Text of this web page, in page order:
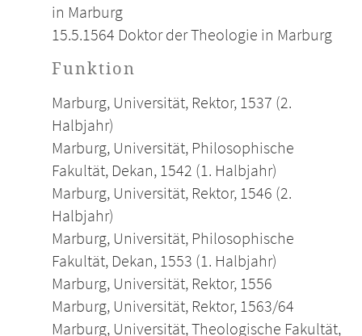
in Marburg
15.5.1564 Doktor der Theologie in Marburg
Funktion
Marburg, Universität, Rektor, 1537 (2.
Halbjahr)
Marburg, Universität, Philosophische
Fakultät, Dekan, 1542 (1. Halbjahr)
Marburg, Universität, Rektor, 1546 (2.
Halbjahr)
Marburg, Universität, Philosophische
Fakultät, Dekan, 1553 (1. Halbjahr)
Marburg, Universität, Rektor, 1556
Marburg, Universität, Rektor, 1563/64
Marburg, Universität, Theologische Fakultät,